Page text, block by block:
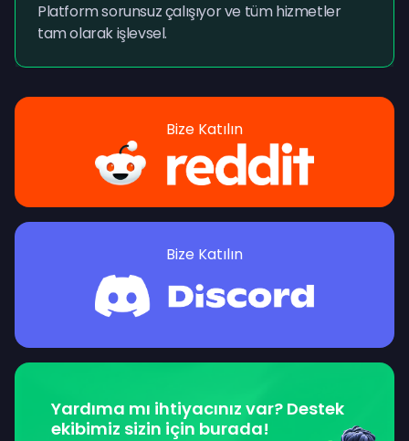
Platform sorunsuz çalışıyor ve tüm hizmetler
tam olarak işlevsel.
Bize Katılın
Bize Katılın
Yardıma mı ihtiyacınız var? Destek
ekibimiz sizin için burada!